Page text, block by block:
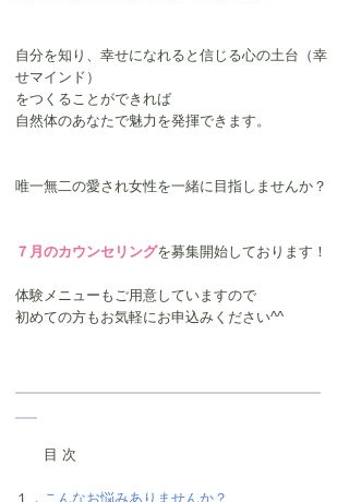
自分を知り、幸せになれると信じる心の土台（幸
せマインド）
をつくることができれば
自然体のあなたで魅力を発揮できます。
唯一無二の愛され女性を一緒に目指しませんか？
７月のカウンセリングを募集開始しております！
体験メニューもご用意していますので
初めての方もお気軽にお申込みください^^
目 次
１． こんなお悩みありませんか？